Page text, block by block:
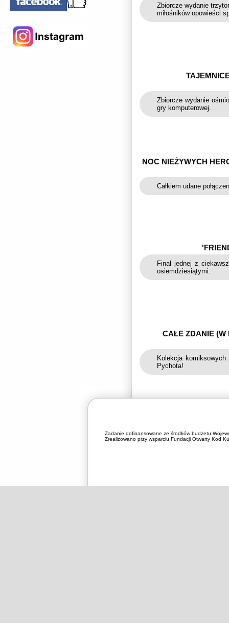
Zbiorcze wydanie
miłośników opowieści
Zbiorcze wydanie
gry komputerowej.
NOC NIEŻYWYCH
Całkiem udane
Finał jednej z
osiemdziesiątymi.
CAŁE ZDANIE (W
Kolekcja
Pychota!
Zadanie dofinansowane ze środków budżetu
Zrealizowano przy wsparciu Fundacji Otwarty Kod